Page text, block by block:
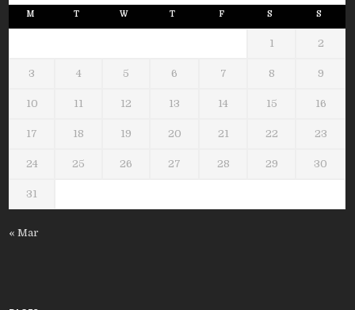
M T W T F S S
1 2
3 4 5 6 7 8 9
10 11 12 13 14 15 16
17 18 19 20 21 22 23
24 25 26 27 28 29 30
31
« Mar